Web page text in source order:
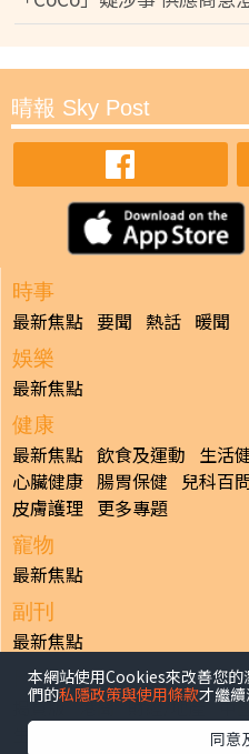
晴報 Sky Post
時事
最新焦點 要聞 熱話 暖聞
娛樂
最新焦點
健康
最新焦點 飲食及運動 生活
心臟健康 腸胃保健 兒科百
皮膚護理 更多專題
寵物
最新焦點
副刊
最新焦點
日報
揭頁版 港聞 財經/地產 中
生活副刊
體育
本網站使用Cookies來改善您
們的私隱政策與使用條款才繼續
同意